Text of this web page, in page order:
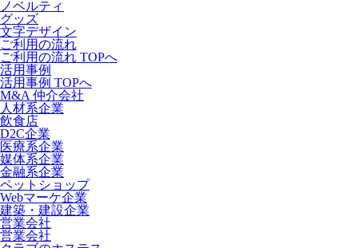
ノベルティ
グッズ
文字デザイン
ご利用の流れ
ご利用の流れ TOPへ
活用事例
活用事例 TOPへ
M&A 仲介会社
人材系企業
飲食店
D2C企業
医療系企業
媒体系企業
金融系企業
ペットショップ
Webマーケ企業
建築・建設企業
営業会社
営業会社